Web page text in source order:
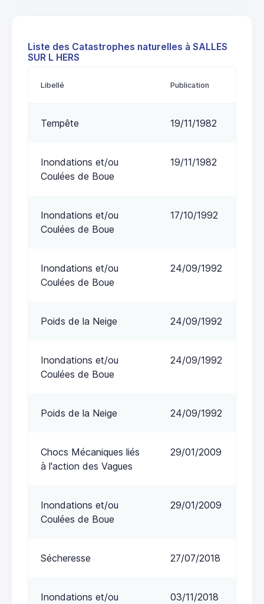
Liste des Catastrophes naturelles à SALLES
SUR L HERS
Libellé Publication
Tempête 19/11/1982
Inondations et/ou
Coulées de Boue
19/11/1982
Inondations et/ou
Coulées de Boue
17/10/1992
Inondations et/ou
Coulées de Boue
24/09/1992
Poids de la Neige 24/09/1992
Inondations et/ou
Coulées de Boue
24/09/1992
Poids de la Neige 24/09/1992
Chocs Mécaniques liés
à l'action des Vagues
29/01/2009
Inondations et/ou
Coulées de Boue
29/01/2009
Sécheresse 27/07/2018
Inondations et/ou
03/11/2018